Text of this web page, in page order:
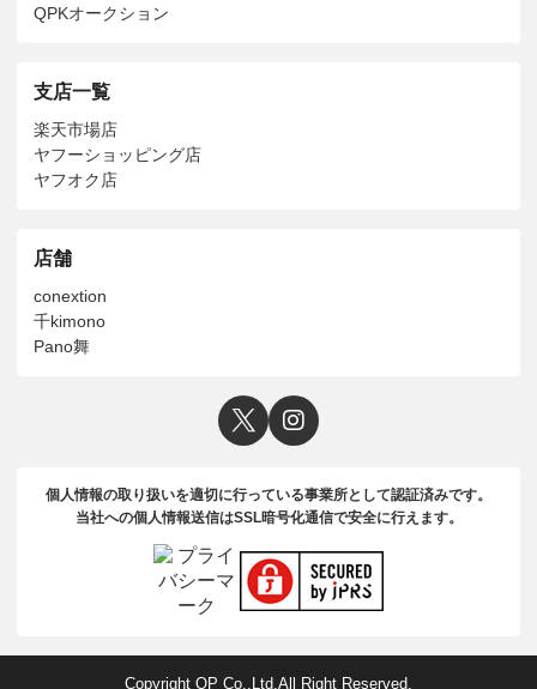
QPKオークション
支店一覧
楽天市場店
ヤフーショッピング店
ヤフオク店
店舗
conextion
千kimono
Pano舞
個人情報の取り扱いを適切に行っている事業所として認証済みです。
当社への個人情報送信はSSL暗号化通信で安全に行えます。
Copyright QP Co.,Ltd.All Right Reserved.